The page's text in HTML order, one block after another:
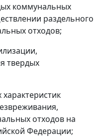
коммунальных
раздельного
отходов;
твердых
отходов на
Федерации;